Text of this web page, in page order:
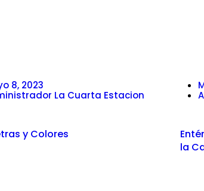
8, 2023
La Cuarta Estacion
y Colores
la